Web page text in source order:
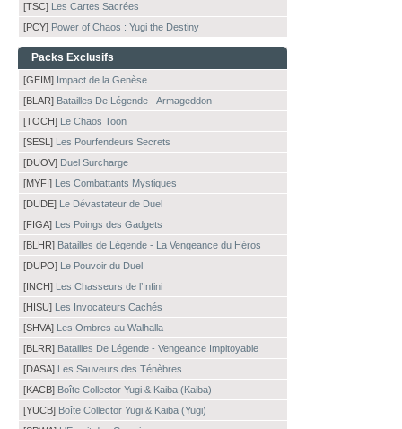
[TSC] Les Cartes Sacrées
[PCY] Power of Chaos : Yugi the Destiny
Packs Exclusifs
[GEIM] Impact de la Genèse
[BLAR] Batailles De Légende - Armageddon
[TOCH] Le Chaos Toon
[SESL] Les Pourfendeurs Secrets
[DUOV] Duel Surcharge
[MYFI] Les Combattants Mystiques
[DUDE] Le Dévastateur de Duel
[FIGA] Les Poings des Gadgets
[BLHR] Batailles de Légende - La Vengeance du Héros
[DUPO] Le Pouvoir du Duel
[INCH] Les Chasseurs de l’Infini
[HISU] Les Invocateurs Cachés
[SHVA] Les Ombres au Walhalla
[BLRR] Batailles De Légende - Vengeance Impitoyable
[DASA] Les Sauveurs des Ténèbres
[KACB] Boîte Collector Yugi & Kaiba (Kaiba)
[YUCB] Boîte Collector Yugi & Kaiba (Yugi)